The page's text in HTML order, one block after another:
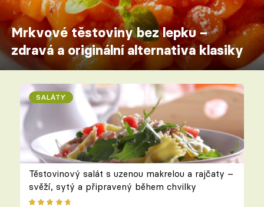
Mrkvové těstoviny bez lepku –
zdravá a originální alternativa klasiky
SALÁTY
Těstovinový salát s uzenou makrelou a rajčaty –
svěží, sytý a připravený během chvilky